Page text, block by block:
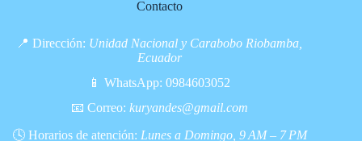
Contacto
📍 Dirección: Unidad Nacional y Carabobo Riobamba,
Ecuador
📱 WhatsApp:0984603052
📧 Correo: kuryandes@gmail.com
🕓 Horarios de atención: Lunes a Domingo, 9 AM – 7 PM